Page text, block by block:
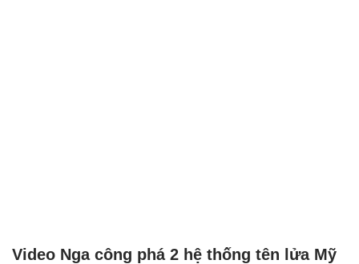
Video Nga công phá 2 hệ thống tên lửa Mỹ